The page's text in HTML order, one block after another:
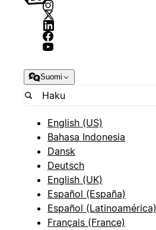
Suomi
English (US)
Bahasa Indonesia
Dansk
Deutsch
English (UK)
Español (España)
Español (Latinoamérica)
Français (France)